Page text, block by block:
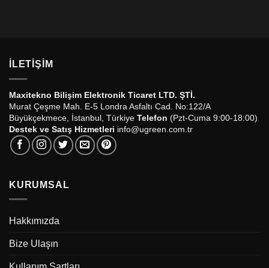
İLETIŞIM
Maxitekno Bilişim Elektronik Ticaret LTD. ŞTİ.
Murat Çeşme Mah. E-5 Londra Asfaltı Cad. No:122/A
Büyükçekmece, İstanbul, Türkiye Telefon (Pzt-Cuma 9:00-18:00)
Destek ve Satış Hizmetleri info@ugreen.com.tr
KURUMSAL
Hakkımızda
Bize Ulaşın